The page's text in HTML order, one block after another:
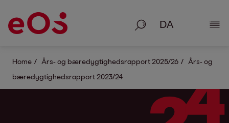
Søg på Vis
Home Års- og bæredygtighedsrapport 2025/26
Års- og
bæredygtighedsrapport 2023/24